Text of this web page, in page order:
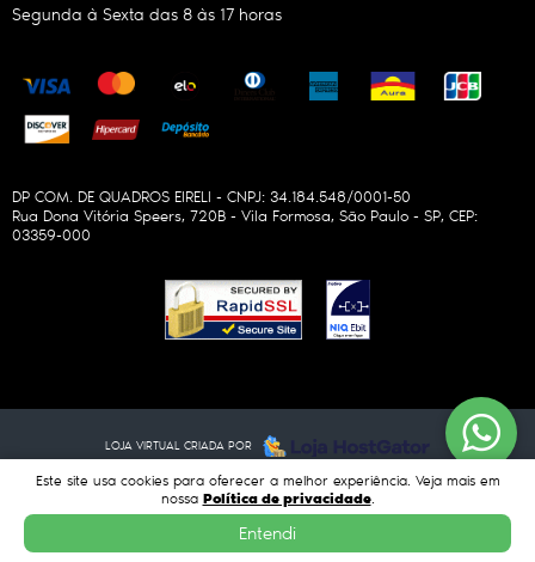
Segunda à Sexta das 8 às 17 horas
DP COM. DE QUADROS EIRELI - CNPJ: 34.184.548/0001-50
Rua Dona Vitória Speers, 720B - Vila Formosa, São Paulo - SP, CEP:
03359-000
LOJA VIRTUAL CRIADA POR
Este site usa cookies para oferecer a melhor experiência. Veja mais em
nossa Política de privacidade.
Entendi